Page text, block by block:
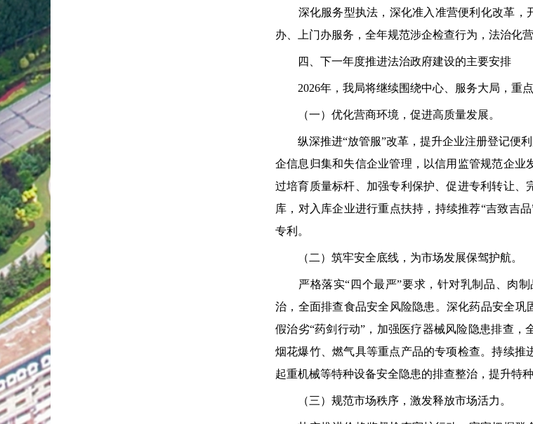
深化服务型执法，深化准入准营便利化改革，
办、上门办服务，全年规范涉企检查行为，法治化
四、下一年度推进法治政府建设的主要安排
2026年，我局将继续围绕中心、服务大局，重点
（一）优化营商环境，促进高质量发展。
纵深推进“放管服”改革，提升企业注册登记便利
企信息归集和失信企业管理，以信用监管规范企
过培育质量标杆、加强专利保护、促进专利转让
库，对入库企业进行重点扶持，持续推荐“吉致吉
专利。
（二）筑牢安全底线，为市场发展保驾护航。
严格落实“四个最严”要求，针对乳制品、肉制
治，全面排查食品安全风险隐患。深化药品安全
假治劣“药剑行动”，加强医疗器械风险隐患排查
烟花爆竹、燃气具等重点产品的专项检查。持续推
起重机械等特种设备安全隐患的排查整治，提升特种
（三）规范市场秩序，激发释放市场活力。